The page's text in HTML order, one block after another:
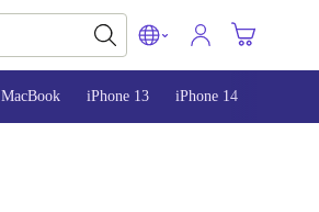
MacBook iPhone 13 iPhone 14